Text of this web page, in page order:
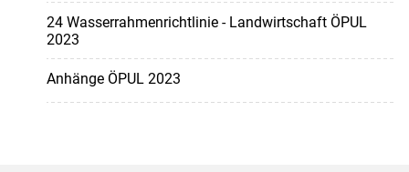
24 Wasserrahmenrichtlinie - Landwirtschaft ÖPUL
2023
Anhänge ÖPUL 2023